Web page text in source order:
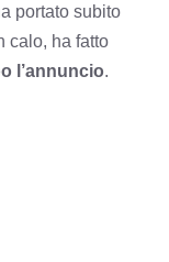
portato subito
calo, ha fatto
l’annuncio.